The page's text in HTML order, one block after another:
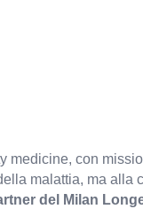
medicine, con
malattia, ma alla
del Milan